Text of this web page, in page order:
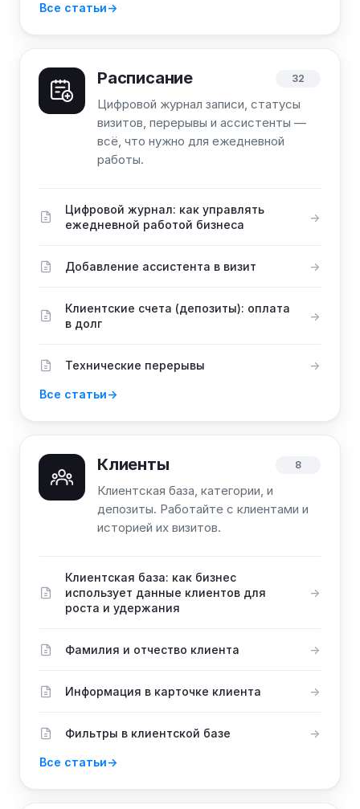
Все статьи
Расписание 32
Цифровой журнал записи, статусы
визитов, перерывы и ассистенты —
всё, что нужно для ежедневной
работы.
Цифровой журнал: как управлять
ежедневной работой бизнеса
Добавление ассистента в визит
Клиентские счета (депозиты): оплата
в долг
Технические перерывы
Все статьи
Клиенты 8
Клиентская база, категории, и
депозиты. Работайте с клиентами и
историей их визитов.
Клиентская база: как бизнес
использует данные клиентов для
роста и удержания
Фамилия и отчество клиента
Информация в карточке клиента
Фильтры в клиентской базе
Все статьи